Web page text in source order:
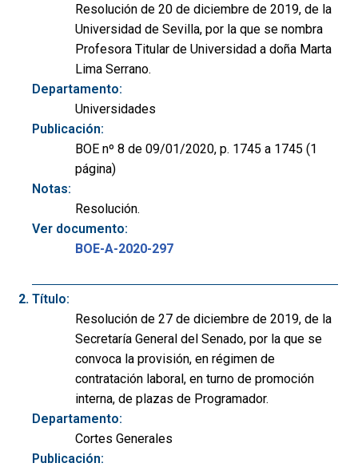
Resolución de 20 de diciembre de 2019, de la
Universidad de Sevilla, por la que se nombra
Profesora Titular de Universidad a doña Marta
Lima Serrano.
Departamento:
Universidades
Publicación:
BOE nº 8 de 09/01/2020, p. 1745 a 1745 (1
página)
Notas:
Resolución.
Ver documento:
BOE-A-2020-297
Título:
Resolución de 27 de diciembre de 2019, de la
Secretaría General del Senado, por la que se
convoca la provisión, en régimen de
contratación laboral, en turno de promoción
interna, de plazas de Programador.
Departamento:
Cortes Generales
Publicación: